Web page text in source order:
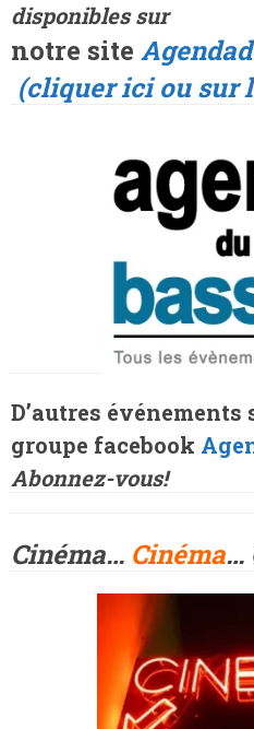
disponibles sur
notre site
(cliquer ici ou sur
D’autres
groupe facebook
Abonnez-vous!
Cinéma… Cinéma…